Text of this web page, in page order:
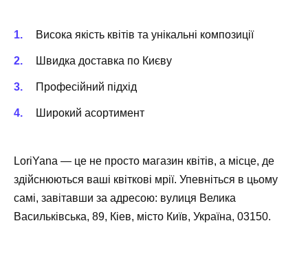
Висока якість квітів та унікальні композиції
Швидка доставка по Києву
Професійний підхід
Широкий асортимент
LoriYana — це не просто магазин квітів, а місце, де
здійснюються ваші квіткові мрії. Упевніться в цьому
самі, завітавши за адресою: вулиця Велика
Васильківська, 89, Кіев, місто Київ, Україна, 03150.